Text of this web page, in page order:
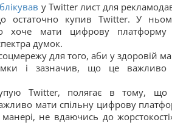
у Twitter лист для
остаточно купив Twitter. У
хоче мати цифрову платформу
думок.
для того, аби у здоровій
і зазначив, що це важливо
Twitter, полягає в тому, що
мати спільну цифрову
не вдаючись до